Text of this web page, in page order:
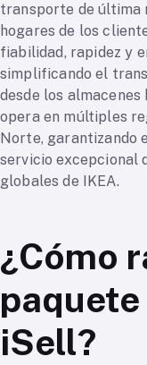
transporte de última
hogares de los
fiabilidad, rapidez y
simplificando el
desde los
opera en múltiples
Norte, garantizando
servicio excepcional
globales de IKEA.
¿Cómo
paquete
iSell?